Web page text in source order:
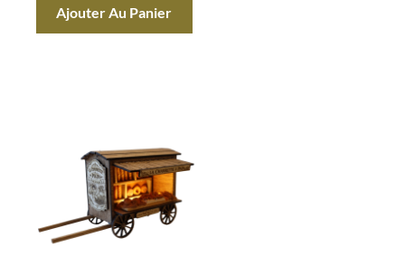
Ajouter Au Panier